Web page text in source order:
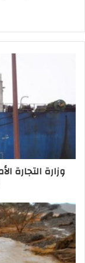
وزارة التجارة